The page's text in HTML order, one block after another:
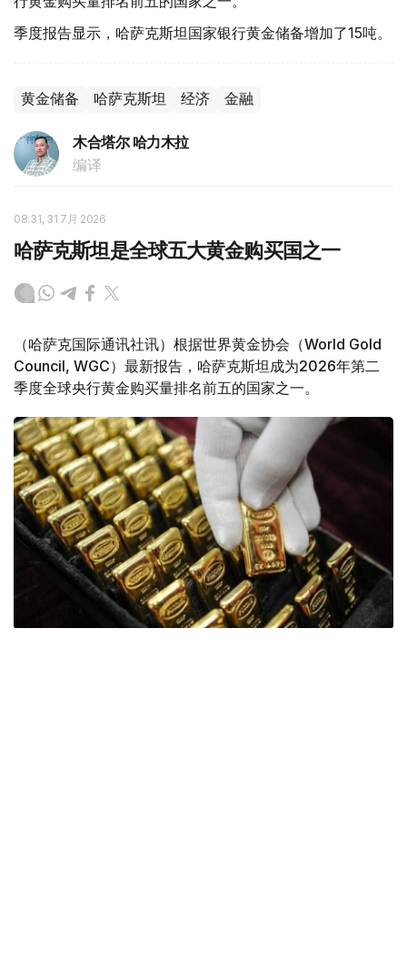
季度报告显示，哈萨克斯坦国家银行黄金储备增加了15吨。
黄金储备 哈萨克斯坦 经济 金融
木合塔尔 哈力木拉
编译
08:31, 31 7月 2026
哈萨克斯坦是全球五大黄金购买国之一
（哈萨克国际通讯社讯）根据世界黄金协会（World Gold
Council, WGC）最新报告，哈萨克斯坦成为2026年第二
季度全球央行黄金购买量排名前五的国家之一。